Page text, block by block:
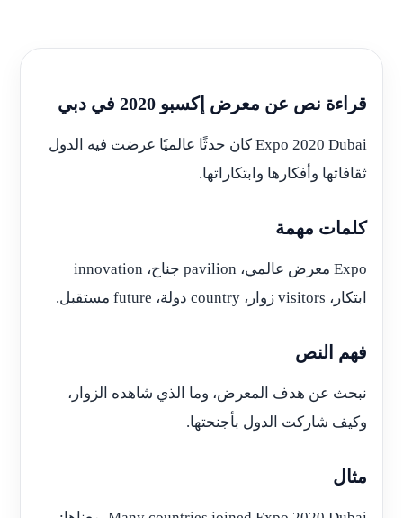
قراءة نص عن معرض إكسبو 2020 في دبي
Expo 2020 Dubai كان حدثًا عالميًا عرضت فيه الدول
ثقافاتها وأفكارها وابتكاراتها.
كلمات مهمة
Expo معرض عالمي، pavilion جناح، innovation
ابتكار، visitors زوار، country دولة، future مستقبل.
فهم النص
نبحث عن هدف المعرض، وما الذي شاهده الزوار،
وكيف شاركت الدول بأجنحتها.
مثال